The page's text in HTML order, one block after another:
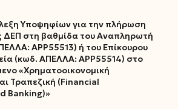
Υποψηφίων για την πλήρωση
ΔΕΠ στη βαθμίδα του Αναπληρωτή
ΑΡΡ55513) ή του Επίκουρου
(κωδ. ΑΠΕΛΛΑ: ΑΡΡ55514) στο
«Χρηματοοικονομική
Τραπεζική (Financial
Banking)»